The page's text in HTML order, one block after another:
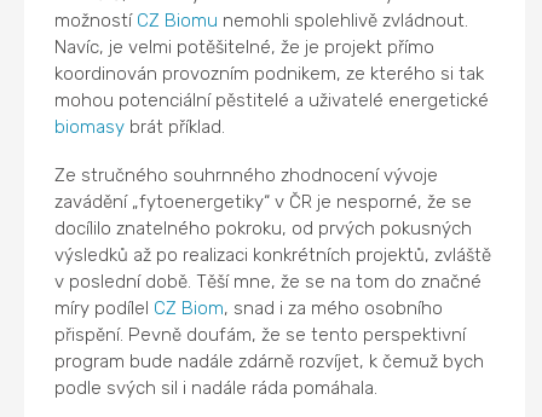
možností CZ Biomu nemohli spolehlivě zvládnout.
Navíc, je velmi potěšitelné, že je projekt přímo
koordinován provozním podnikem, ze kterého si tak
mohou potenciální pěstitelé a uživatelé energetické
biomasybrát příklad.
Ze stručného souhrnného zhodnocení vývoje
zavádění „fytoenergetiky“ v ČR je nesporné, že se
docílilo znatelného pokroku, od prvých pokusných
výsledků až po realizaci konkrétních projektů, zvláště
v poslední době. Těší mne, že se na tom do značné
míry podílel CZ Biom, snad i za mého osobního
přispění. Pevně doufám, že se tento perspektivní
program bude nadále zdárně rozvíjet, k čemuž bych
podle svých sil i nadále ráda pomáhala.